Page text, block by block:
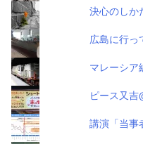
決心のしか
広島に行っ
マレーシア
ピース又吉
講演「当事